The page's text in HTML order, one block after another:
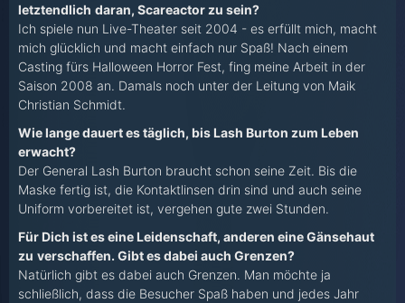
letztendlich daran, Scareactor zu sein?
Ich spiele nun Live-Theater seit 2004 - es erfüllt mich, macht
mich glücklich und macht einfach nur Spaß! Nach einem
Casting fürs Halloween Horror Fest, fing meine Arbeit in der
Saison 2008 an. Damals noch unter der Leitung von Maik
Christian Schmidt.
Wie lange dauert es täglich, bis Lash Burton zum Leben
erwacht?
Der General Lash Burton braucht schon seine Zeit. Bis die
Maske fertig ist, die Kontaktlinsen drin sind und auch seine
Uniform vorbereitet ist, vergehen gute zwei Stunden.
Für Dich ist es eine Leidenschaft, anderen eine Gänsehaut
zu verschaffen. Gibt es dabei auch Grenzen?
Natürlich gibt es dabei auch Grenzen. Man möchte ja
schließlich, dass die Besucher Spaß haben und jedes Jahr